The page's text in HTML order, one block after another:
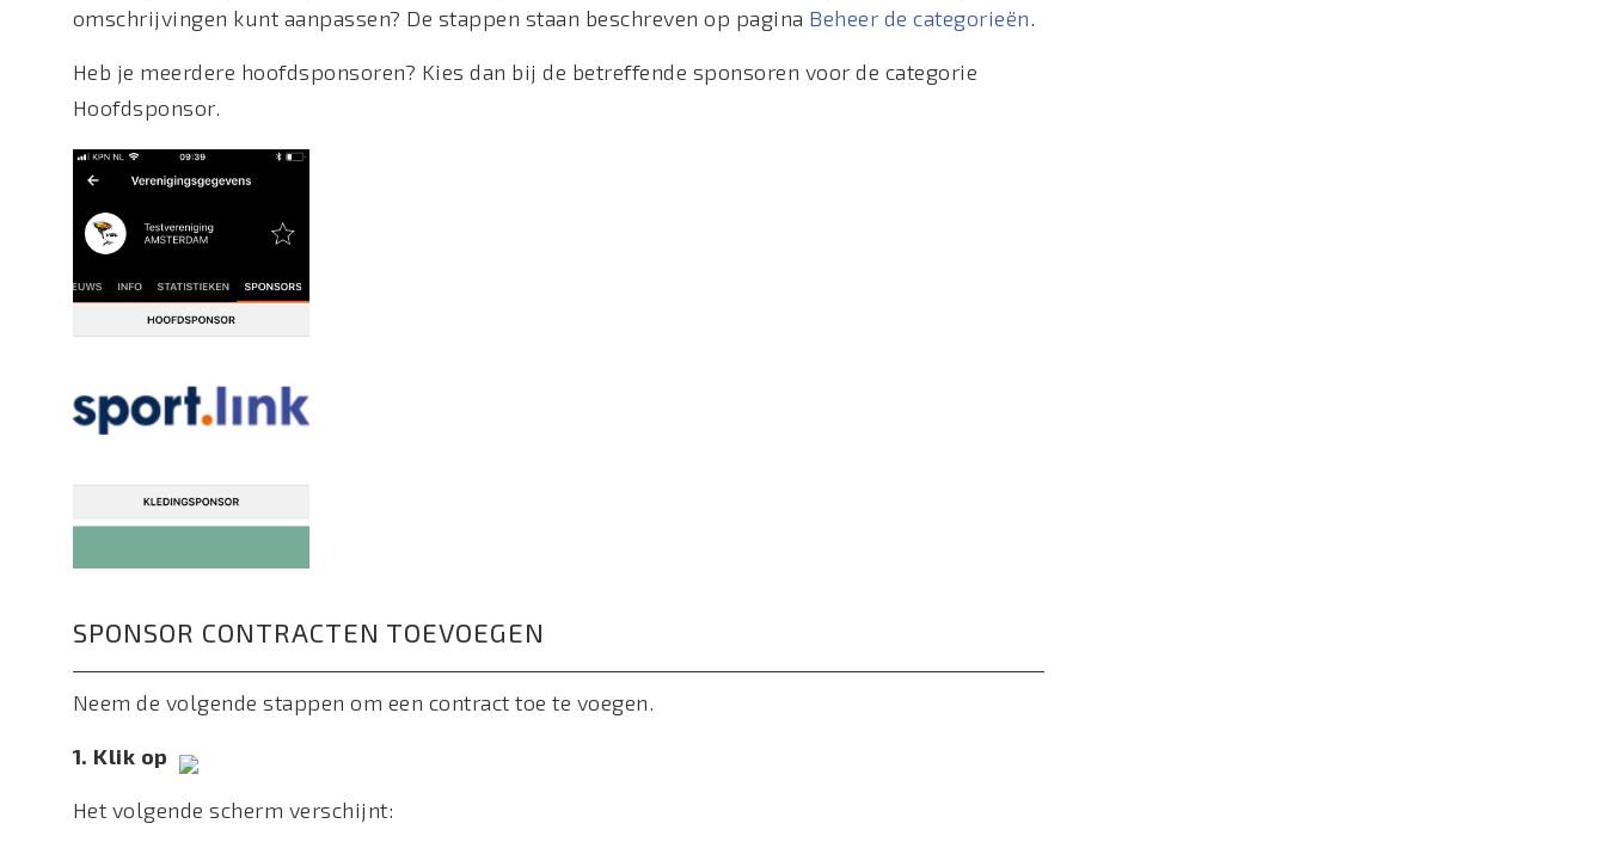
omschrijvingen kunt aanpassen? De stappen staan beschreven op pagina Beheer de categorieën.
Heb je meerdere hoofdsponsoren? Kies dan bij de betreffende sponsoren voor de categorie
Hoofdsponsor.
SPONSOR CONTRACTEN TOEVOEGEN
Neem de volgende stappen om een contract toe te voegen.
1. Klik op
Het volgende scherm verschijnt: